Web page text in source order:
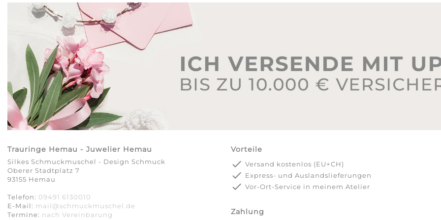
Trauringe Hemau - Juwelier Hemau
Silkes Schmuckmuschel - Design Schmuck
Oberer Stadtplatz 7
93155 Hemau
Telefon: 09491 6130010
E-Mail: mail@schmuckmuschel.de
Termine: nach Vereinbarung​​​​​​​
Vorteile
done Versand kostenlos (EU+CH)
done Express- und Auslandslieferungen
done Vor-Ort-Service in meinem Atelier
Zahlung